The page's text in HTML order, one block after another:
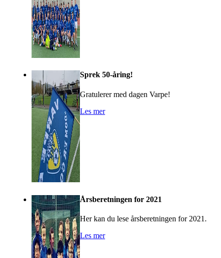
Sprek 50-åring!
Gratulerer med dagen Varpe!
Les mer
Årsberetningen for 2021
Her kan du lese årsberetningen for 2021.
Les mer